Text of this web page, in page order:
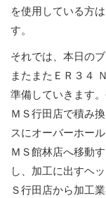
を使用している方
す。
それでは、本日の
またまたＥＲ３４
準備していきます
ＭＳ行田店で積み
スにオーバーホー
ＭＳ館林店へ移動
し、加工に出すヘ
Ｓ行田店から加工